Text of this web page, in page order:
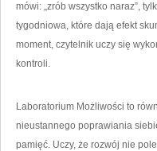
mówi: „zrób wszystko naraz”,
tygodniowa, które dają efekt
moment, czytelnik uczy się
kontroli.
Laboratorium Możliwości to
nieustannego poprawiania
pamięć. Uczy, że rozwój nie